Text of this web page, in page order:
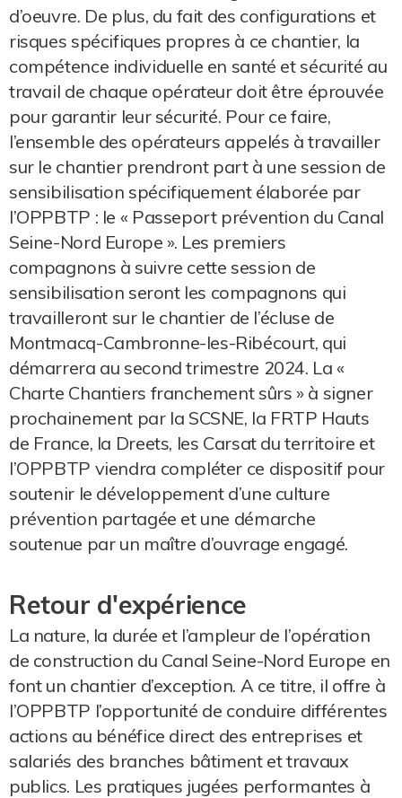
d’oeuvre. De plus, du fait des configurations et
risques spécifiques propres à ce chantier, la
compétence individuelle en santé et sécurité au
travail de chaque opérateur doit être éprouvée
pour garantir leur sécurité. Pour ce faire,
l’ensemble des opérateurs appelés à travailler
sur le chantier prendront part à une session de
sensibilisation spécifiquement élaborée par
l’OPPBTP : le « Passeport prévention du Canal
Seine-Nord Europe ». Les premiers
compagnons à suivre cette session de
sensibilisation seront les compagnons qui
travailleront sur le chantier de l’écluse de
Montmacq-Cambronne-les-Ribécourt, qui
démarrera au second trimestre 2024. La «
Charte Chantiers franchement sûrs » à signer
prochainement par la SCSNE, la FRTP Hauts
de France, la Dreets, les Carsat du territoire et
l’OPPBTP viendra compléter ce dispositif pour
soutenir le développement d’une culture
prévention partagée et une démarche
soutenue par un maître d’ouvrage engagé.
Retour d'expérience
La nature, la durée et l’ampleur de l’opération
de construction du Canal Seine-Nord Europe en
font un chantier d’exception. A ce titre, il offre à
l’OPPBTP l’opportunité de conduire différentes
actions au bénéfice direct des entreprises et
salariés des branches bâtiment et travaux
publics. Les pratiques jugées performantes à